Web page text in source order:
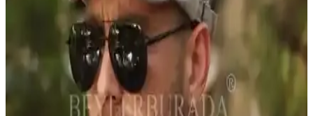
Yaz Aylarında Tercih Edilebilecek Pamuk Karışımlı
Eşofman Altlarının Özellikleri ve Alternatif
Kumaşlar
Yaz aylarında eşofman altı seçimi, pamuk ve polyester karışımlarının
nefes alabilirlik ve ter yönetimi özellikleriyle konfor sağlar. Keten ve
tropikal yün gibi alternatif kumaşlar da sıcak havalarda avantajlıdır.